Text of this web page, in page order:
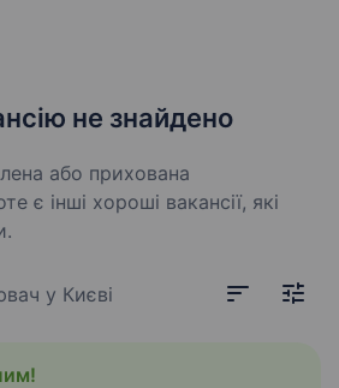
не знайдено
або прихована
є інші хороші вакансії, які
у Києві